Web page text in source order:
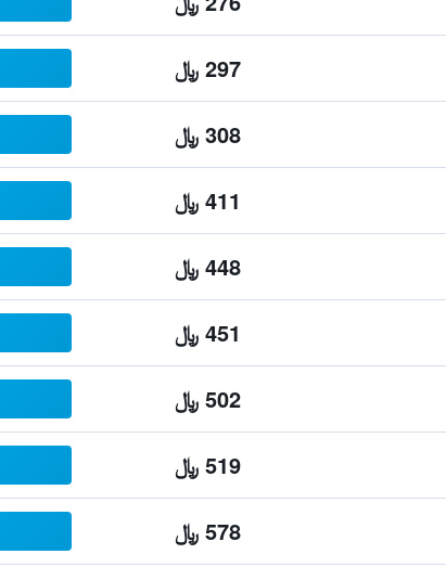
297 ﷼
308 ﷼
411 ﷼
448 ﷼
451 ﷼
502 ﷼
519 ﷼
578 ﷼